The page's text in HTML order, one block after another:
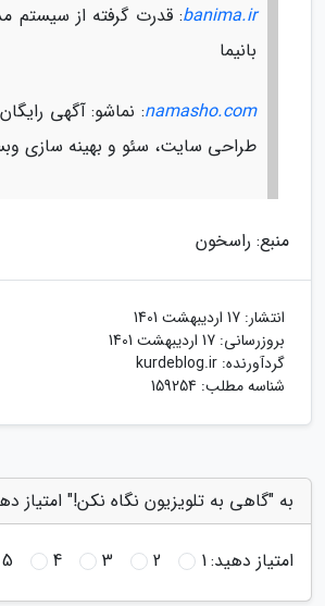
banima.ir: قدرت گرفته از سیستم
بانیما
namasho.com: نماشو: آگهی
طراحی سایت، سئو و بهینه سازی
منبع: راسخون
انتشار: 17 اردیبهشت 1401
بروزرسانی: 17 اردیبهشت 1401
گردآورنده: kurdeblog.ir
شناسه مطلب: 159254
به "گاهی به تلویزیون نگاه نکن!" امتیاز
امتیاز دهید:1
2
3
4
5